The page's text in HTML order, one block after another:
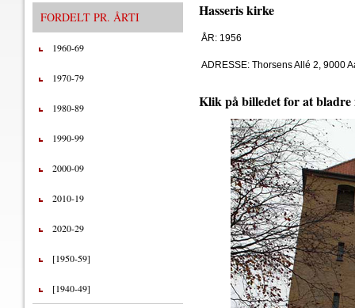
FORDELT PR. ÅRTI
1960-69
1970-79
1980-89
1990-99
2000-09
2010-19
2020-29
[1950-59]
[1940-49]
Hasseris kirke
ÅR: 1956
ADRESSE: Thorsens Allé 2, 9000
Klik på billedet for at bladre